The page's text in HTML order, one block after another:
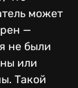
может
—
не были
или
Такой